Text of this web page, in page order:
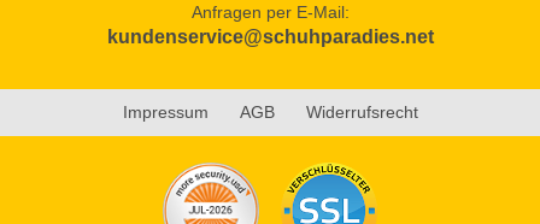
Anfragen per E-Mail:
kundenservice@schuhparadies.net
Impressum AGB Widerrufsrecht